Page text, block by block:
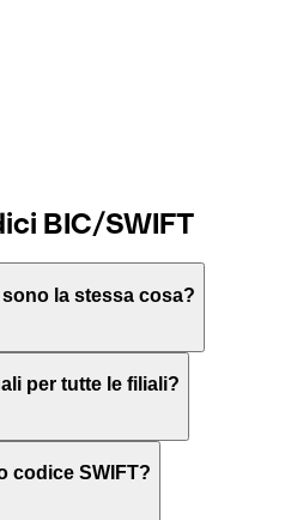
BIC/SWIFT
sono la stessa cosa?
for Worldwide
tra diversi Paesi.
Identifier Code” ed è una
per tutte le filiali?
casi le banche utilizzano
codice SWIFT?